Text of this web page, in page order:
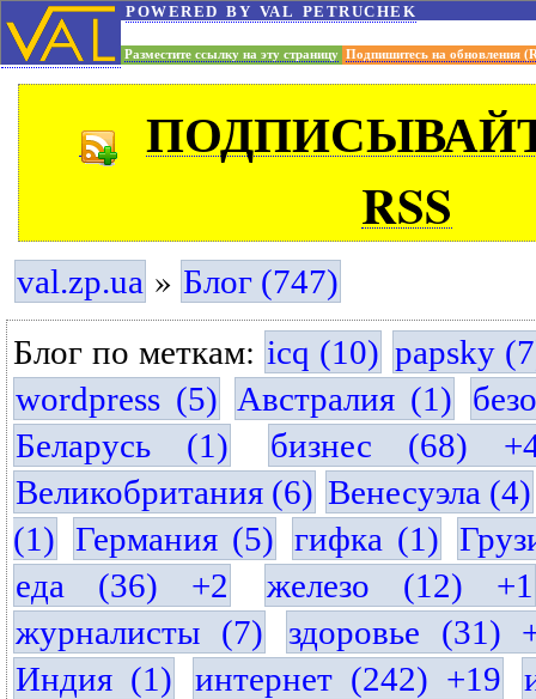
powered by val petruchek
Разместите ссылку на эту страницу Подпишитесь на обновления
RSS
val.zp.ua » Блог (747)
Блог по меткам: icq (10) papsky
wordpress (5) Австралия (1)
Беларусь (1)
бизнес (68)
Великобритания (6) Венесуэла (4)
(1) Германия (5) гифка (1)
еда (36) +2
железо (12) +1
журналисты (7)
здоровье (31)
Индия (1)
интернет (242) +19